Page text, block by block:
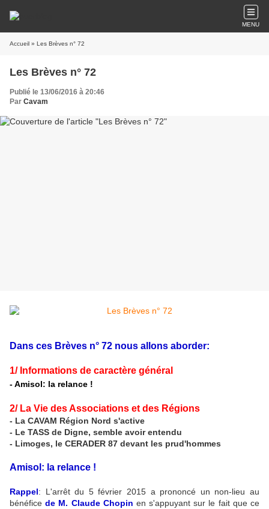
MENU
Accueil » Les Brèves n° 72
Les Brèves n° 72
Publié le 13/06/2016 à 20:46
Par Cavam
Dans ces Brèves n° 72 nous allons aborder:
1/ Informations de caractère général
- Amisol: la relance !
2/ La Vie des Associations et des Régions
- La CAVAM Région Nord s'active
- Le TASS de Digne, semble avoir entendu
- Limoges, le CERADER 87 devant les prud'hommes
Amisol: la relance !
Rappel: L'arrêt du 5 février 2015 a prononcé un non-lieu au
bénéfice de M. Claude Chopin en s'appuyant sur le fait que ce